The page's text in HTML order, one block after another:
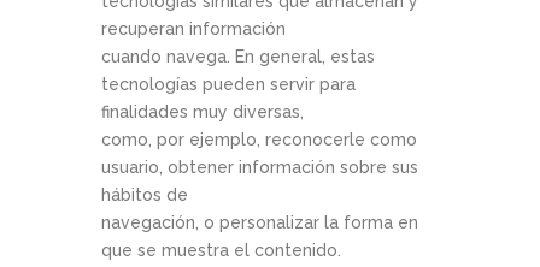
recuperan información
cuando navega. En general, estas
tecnologías pueden servir para
finalidades muy diversas,
como, por ejemplo, reconocerle como
usuario, obtener información sobre sus
hábitos de
navegación, o personalizar la forma en
que se muestra el contenido.